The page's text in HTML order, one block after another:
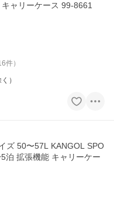
ャリーケース 99-8661
件）
）
ズ 50〜57L KANGOL SPO
泊 拡張機能 キャリーケー